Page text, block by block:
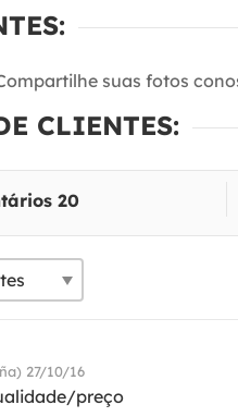
suas fotos
CLIENTES:
20
27/10/16
preço